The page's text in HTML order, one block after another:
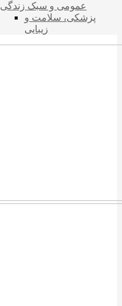
عمومی و سبک زندگی
پزشکی، سلامت و
زیبایی